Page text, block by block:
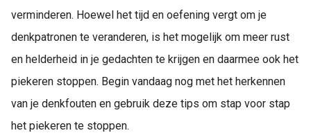
verminderen. Hoewel het tijd en oefening vergt om je
denkpatronen te veranderen, is het mogelijk om meer rust
en helderheid in je gedachten te krijgen en daarmee ook het
piekeren stoppen. Begin vandaag nog met het herkennen
van je denkfouten en gebruik deze tips om stap voor stap
het piekeren te stoppen.